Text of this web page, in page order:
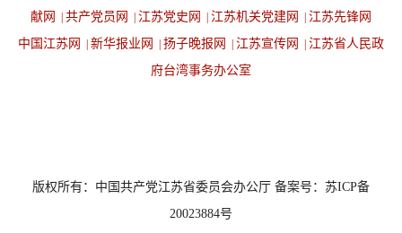
献网
共产党员网 江苏党史网 江苏机关党建网
江苏先锋网
中国江苏网
新华报业网 扬子晚报网 江苏宣传网
江苏省人民政
府台湾事务办公室
版权所有：中国共产党江苏省委员会办公厅 备案号：苏ICP备
20023884号